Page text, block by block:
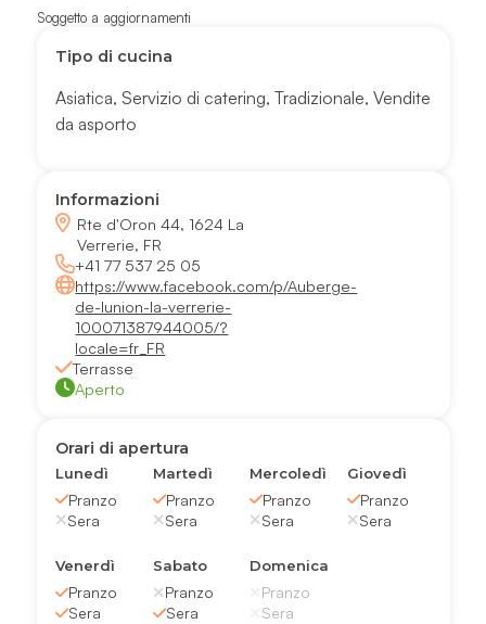
Soggetto a aggiornamenti
Tipo di cucina
Asiatica,Servizio di catering,Tradizionale,Vendite
da asporto
Informazioni
Rte d'Oron 44, 1624 La
Verrerie, FR
+41 77 537 25 05
https://www.facebook.com/p/Auberge-
de-lunion-la-verrerie-
100071387944005/?
locale=fr_FR
Terrasse
Aperto
Orari di apertura
Lunedì
Pranzo
Sera
Martedì
Pranzo
Sera
Mercoledì
Pranzo
Sera
Giovedì
Pranzo
Sera
Venerdì
Pranzo
Sera
Sabato
Pranzo
Sera
Domenica
Pranzo
Sera